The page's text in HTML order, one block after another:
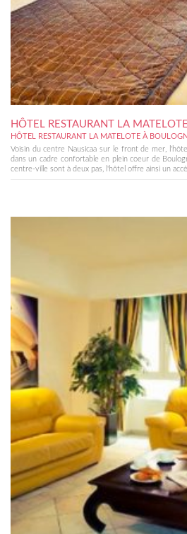
HÔTEL RESTAURANT LA MATELOTE
HÔTEL RESTAURANT LA MATELOTE À
Voisin du centre Nausicaa sur le front de mer,
dans un cadre confortable en plein coeur de
centre-ville sont à deux pas, l'hôtel offre ainsi un